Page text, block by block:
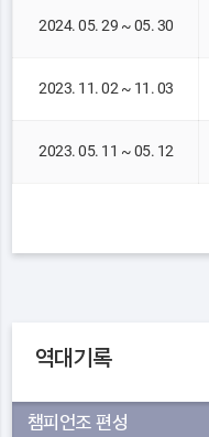
2024. 05. 29 ~ 05. 30
2023. 11. 02 ~ 11. 03
2023. 05. 11 ~ 05. 12
역대기록
챔피언조 편성